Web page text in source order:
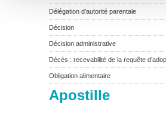
Délégation d’autorité parentale
Décision
Décision administrative
Décès : recevabilité de la requête
Obligation alimentaire
Apostille